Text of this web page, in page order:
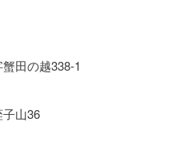
田の越338-1
山36